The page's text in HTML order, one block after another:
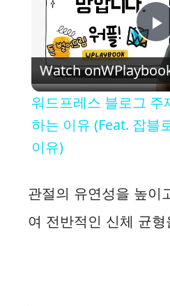
P
l
a
V
Watch on
워드프레스 블로그 주
하는 이유 (Feat. 잡블
이유)
관절의 유연성을 높이
여 전반적인 신체 균